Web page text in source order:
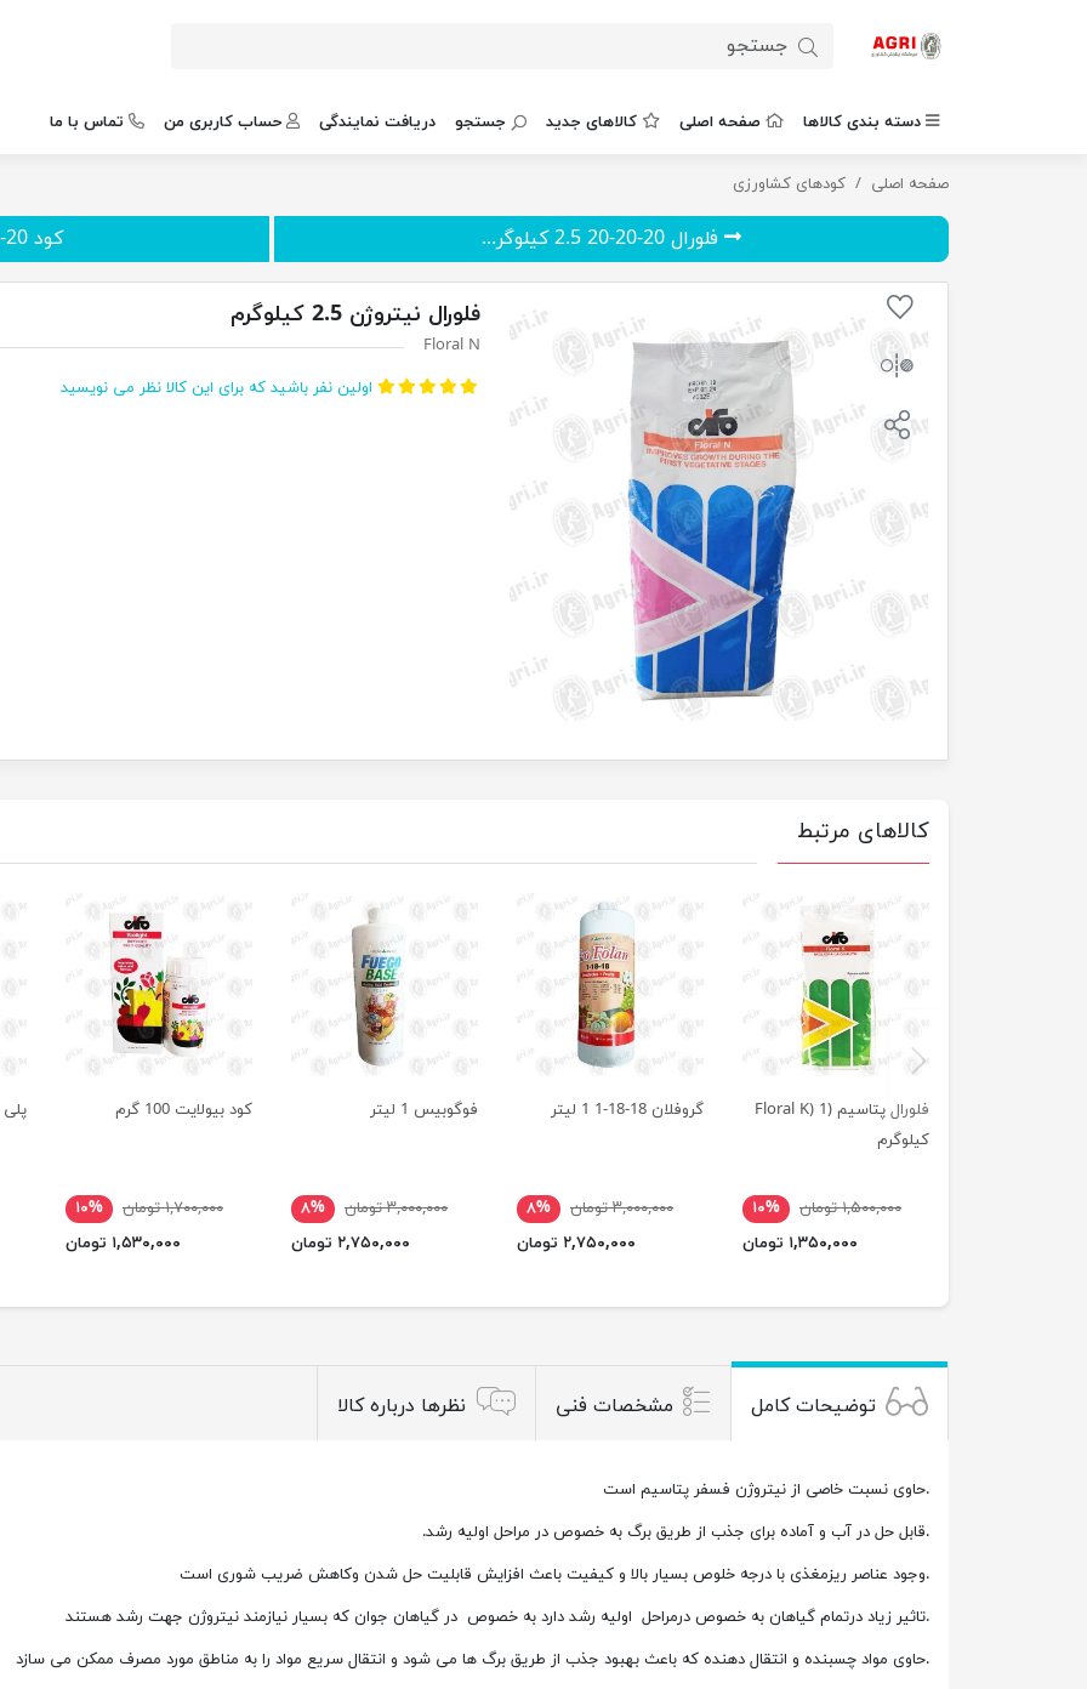
دسته بندی کالاها صفحه اصلی کالاهای جدید جستجو دریافت نمایندگی حساب کاربری من تماس با ما
صفحه اصلی کودهای کشاورزیفلورال نیتروژن 2.5 کیلوگرم
فلورال 20-20-20 2.5 کیلوگر... کود 20-20-20 NPK گرومور ...
فلورال نیتروژن 2.5 کیلوگرم
Floral N
اولین نفر باشید که برای این کالا نظر می نویسید
کالاهای مرتبط
فلورال پتاسیم (Floral K) 1
کیلوگرم
۱,۵۰۰,۰۰۰ تومان
۱۰%
۱,۳۵۰,۰۰۰ تومان
گروفلان 18-18-1 1 لیتر
۳,۰۰۰,۰۰۰ تومان
۸%
۲,۷۵۰,۰۰۰ تومان
فوگوبیس 1 لیتر
۳,۰۰۰,۰۰۰ تومان
۸%
۲,۷۵۰,۰۰۰ تومان
کود بیولایت 100 گرم
۱,۷۰۰,۰۰۰ تومان
۱۰%
۱,۵۳۰,۰۰۰ تومان
پلی
previus
توضیحات کامل مشخصات فنی نظرها درباره کالا
.حاوی نسبت خاصی از نیتروژن فسفر پتاسیم است
.قابل حل در آب و آماده برای جذب از طریق برگ به خصوص در مراحل اولیه رشد.
.وجود عناصر ریزمغذی با درجه خلوص بسیار بالا و کیفیت باعث افزایش قابلیت حل شدن وکاهش ضریب شوری است
.تاثیر زیاد درتمام گیاهان به خصوص درمراحل اولیه رشد دارد به خصوص در گیاهان جوان که بسیار نیازمند نیتروژن جهت رشد هستند
.حاوی مواد چسبنده و انتقال دهنده که باعث بهبود جذب از طریق برگ ها می شود و انتقال سریع مواد را به مناطق مورد مصرف ممکن می سازد